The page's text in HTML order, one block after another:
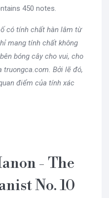
450 notes.
có tính chất hàn lâm từ
mang tính chất không
bóng cây cho vui, cho
truongca.com. Bởi lẽ đó,
điểm của tính xác
- The
No. 10